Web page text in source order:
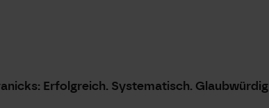
Erfolgreich. Systematisch. Glaubwürdig